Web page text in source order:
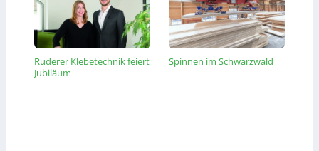
Ruderer Klebetechnik feiert
Jubiläum
Spinnen im Schwarzwald